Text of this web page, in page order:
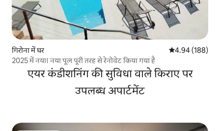
गिरोना में घर औसत रेटिंग 5 में से
4.94 (188)
2025 में नया। नया पूल पूरी तरह से रेनोवेट किया गया है
एयर कंडीशनिंग की सुविधा वाले किराए पर
उपलब्ध अपार्टमेंट